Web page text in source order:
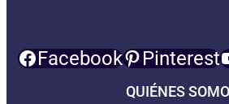
Facebook Pinterest
QUIÉNES